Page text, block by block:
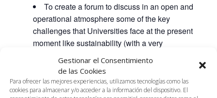
Gestionar el Consentimiento
de las Cookies
Para ofrecer las mejores experiencias, utilizamos tecnologías como las
cookies para almacenar y/o acceder a la información del dispositivo. El
To create a forum to discuss in an open and
operational atmosphere some of the key
challenges that Universities face at the present
moment like sustainability (with a very
comprehensive and overarching understanding of
the term) and entrepreneurship and employability.
To showcase, share and discuss strategic
management decisions and actions currently taken